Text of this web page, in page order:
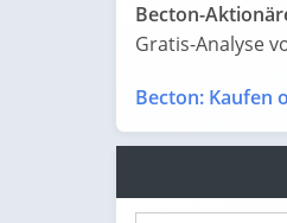
Becton-
Gratis-Analyse
Becton: Kaufen